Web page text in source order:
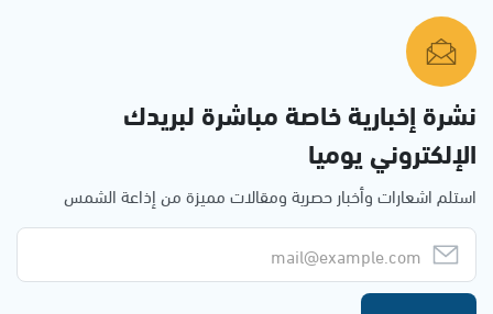
نشرة إخبارية خاصة مباشرة لبريدك
الإلكتروني يوميا
استلم اشعارات وأخبار حصرية ومقالات مميزة من إذاعة الشمس